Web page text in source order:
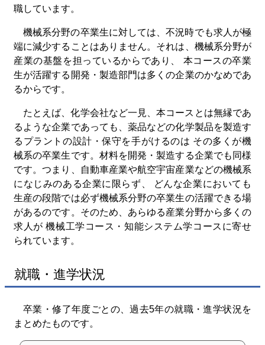
職しています。
機械系分野の卒業生に対しては、不況時でも求人が極
端に減少することはありません。それは、機械系分野が
産業の基盤を担っているからであり、 本コースの卒業
生が活躍する開発・製造部門は多くの企業のかなめであ
るからです。
たとえば、化学会社など一見、本コースとは無縁であ
るような企業であっても、薬品などの化学製品を製造す
るプラントの設計・保守を手がけるのは その多くが機
械系の卒業生です。材料を開発・製造する企業でも同様
です。つまり、自動車産業や航空宇宙産業などの機械系
になじみのある企業に限らず、 どんな企業においても
生産の段階では必ず機械系分野の卒業生の活躍できる場
があるのです。そのため、あらゆる産業分野から多くの
求人が 機械工学コース・知能システム学コースに寄せ
られています。
就職・進学状況
卒業・修了年度ごとの、過去5年の就職・進学状況を
まとめたものです。